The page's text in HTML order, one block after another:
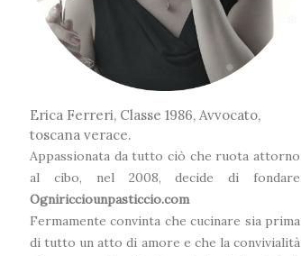
Erica Ferreri, Classe 1986, Avvocato,
toscana verace.
Appassionata da tutto ciò che ruota attorno
al cibo, nel 2008, decide di fondare
Ogniricciounpasticcio.com
Fermamente convinta che cucinare sia prima
di tutto un atto di amore e che la convivialità